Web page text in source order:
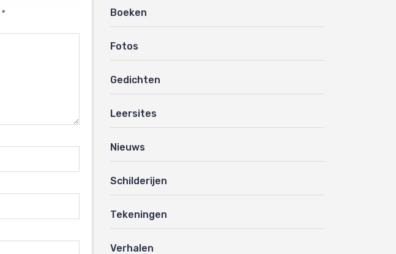
* Boeken
Fotos
Gedichten
Leersites
Nieuws
Schilderijen
Tekeningen
Verhalen